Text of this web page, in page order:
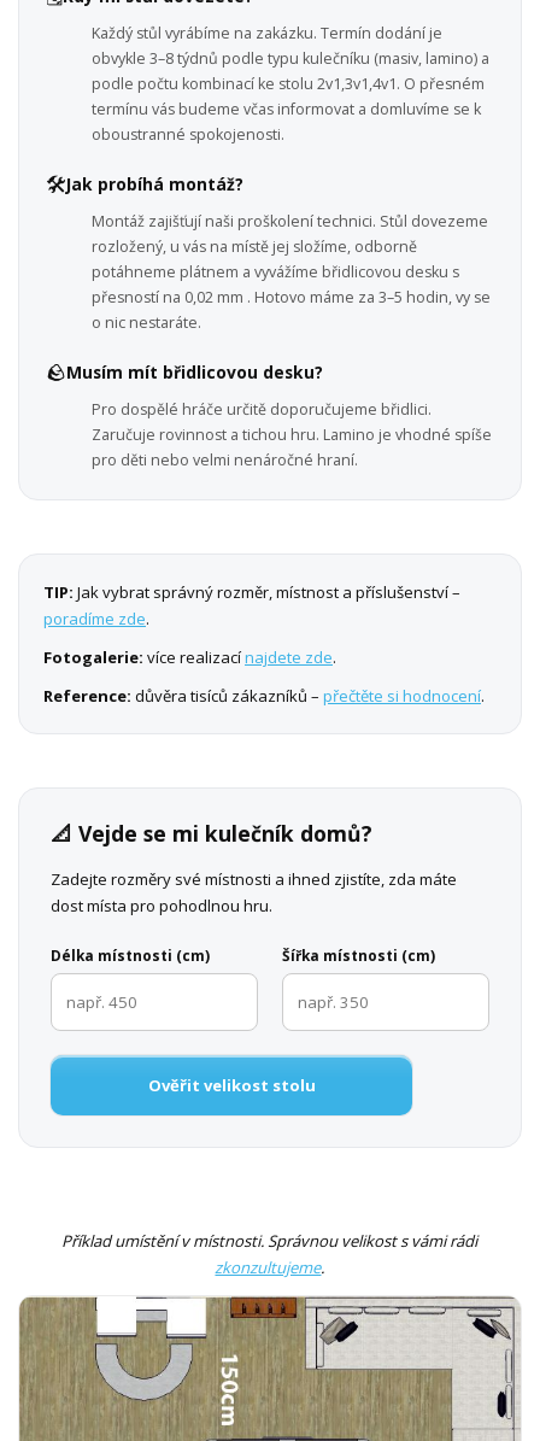
Každý stůl vyrábíme na zakázku. Termín dodání je
obvykle 3–8 týdnů podle typu kulečníku (masiv, lamino) a
podle počtu kombinací ke stolu 2v1,3v1,4v1. O přesném
termínu vás budeme včas informovat a domluvíme se k
oboustranné spokojenosti.
🛠️Jak probíhá montáž?
Montáž zajišťují naši proškolení technici. Stůl dovezeme
rozložený, u vás na místě jej složíme, odborně
potáhneme plátnem a vyvážíme břidlicovou desku s
přesností na 0,02 mm . Hotovo máme za 3–5 hodin, vy se
o nic nestaráte.
🪨Musím mít břidlicovou desku?
Pro dospělé hráče určitě doporučujeme břidlici.
Zaručuje rovinnost a tichou hru. Lamino je vhodné spíše
pro děti nebo velmi nenáročné hraní.
TIP: Jak vybrat správný rozměr, místnost a příslušenství –
poradíme zde.
Fotogalerie: více realizacínajdete zde.
Reference: důvěra tisíců zákazníků – přečtěte si hodnocení.
📐 Vejde se mi kulečník domů?
Zadejte rozměry své místnosti a ihned zjistíte, zda máte
dost místa pro pohodlnou hru.
Délka místnosti (cm) Šířka místnosti (cm)
Ověřit velikost stolu
Příklad umístění v místnosti. Správnou velikost s vámi rádi
zkonzultujeme.